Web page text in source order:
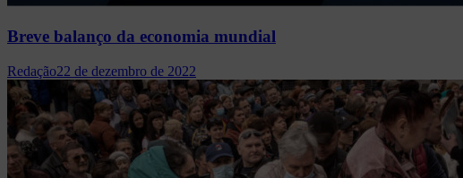
Breve balanço da economia mundial
Redação22 de dezembro de 2022